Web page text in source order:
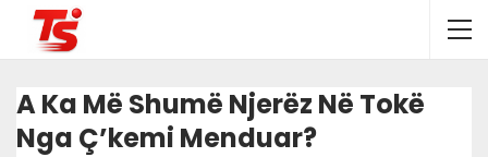
A Ka Më Shumë Njerëz Në Tokë
Nga Ç’kemi Menduar?